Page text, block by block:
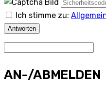
Ich stimme zu:
Antworten
AN-/ABMELDEN